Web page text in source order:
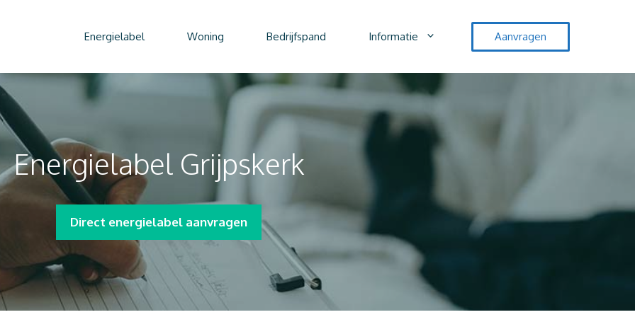
Energielabel Woning Bedrijfspand Informatie Aanvragen
Energielabel Grijpskerk
Direct energielabel aanvragen